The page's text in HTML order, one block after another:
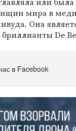
мира в
Она
De
в Facebook